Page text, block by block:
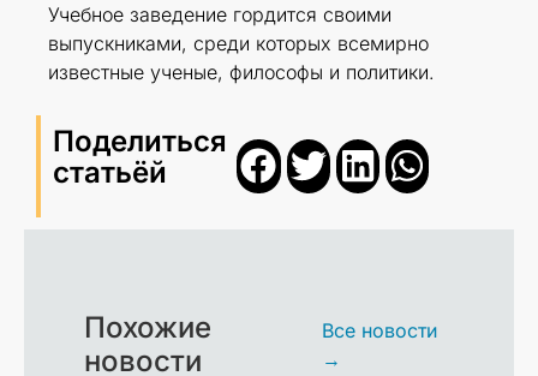
Учебное заведение гордится своими
выпускниками, среди которых всемирно
известные ученые, философы и политики.
Поделиться
статьёй
Похожие
новости
Все новости
→